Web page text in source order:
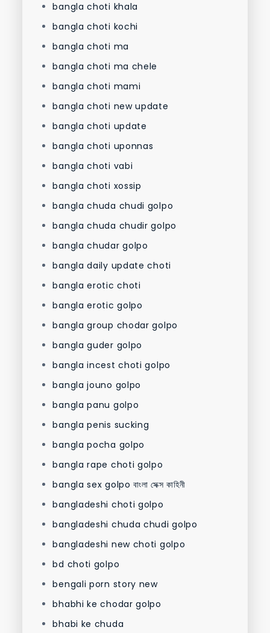
bangla choti khala
bangla choti kochi
bangla choti ma
bangla choti ma chele
bangla choti mami
bangla choti new update
bangla choti update
bangla choti uponnas
bangla choti vabi
bangla choti xossip
bangla chuda chudi golpo
bangla chuda chudir golpo
bangla chudar golpo
bangla daily update choti
bangla erotic choti
bangla erotic golpo
bangla group chodar golpo
bangla guder golpo
bangla incest choti golpo
bangla jouno golpo
bangla panu golpo
bangla penis sucking
bangla pocha golpo
bangla rape choti golpo
bangla sex golpo বাংলা সেক্স কাহিনী
bangladeshi choti golpo
bangladeshi chuda chudi golpo
bangladeshi new choti golpo
bd choti golpo
bengali porn story new
bhabhi ke chodar golpo
bhabi ke chuda